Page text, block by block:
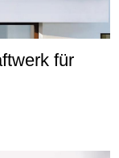
für